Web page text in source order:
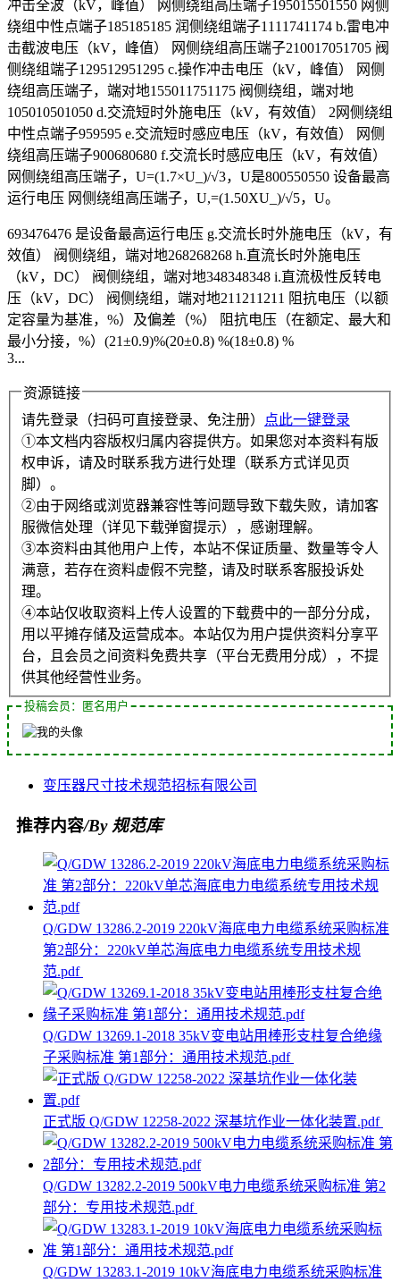
冲击全波（kV，峰值） 网侧绕组高压端子195015501550 网侧
绕组中性点端子185185185 润侧绕组端子1111741174 b.雷电冲
击截波电压（kV，峰值） 网侧绕组高压端子210017051705 阀
侧绕组端子129512951295 c.操作冲击电压（kV，峰值） 网侧
绕组高压端子，端对地155011751175 阀侧绕组，端对地
105010501050 d.交流短时外施电压（kV，有效值） 2网侧绕组
中性点端子959595 e.交流短时感应电压（kV，有效值） 网侧
绕组高压端子900680680 f.交流长时感应电压（kV，有效值）
网侧绕组高压端子，U=(1.7×U_)/√3，U是800550550 设备最高
运行电压 网侧绕组高压端子，U,=(1.50XU_)/√5，U。
693476476 是设备最高运行电压 g.交流长时外施电压（kV，有
效值） 阀侧绕组，端对地268268268 h.直流长时外施电压
（kV，DC） 阀侧绕组，端对地348348348 i.直流极性反转电
压（kV，DC） 阀侧绕组，端对地211211211 阻抗电压（以额
定容量为基准，%）及偏差（%） 阻抗电压（在额定、最大和
最小分接，%）(21±0.9)%(20±0.8) %(18±0.8) %
3...
资源链接
请先登录（扫码可直接登录、免注册）
点此一键登录
①本文档内容版权归属内容提供方。如果您对本资料有版
权申诉，请及时联系我方进行处理（联系方式详见页
脚）。
②由于网络或浏览器兼容性等问题导致下载失败，请加客
服微信处理（详见下载弹窗提示），感谢理解。
③本资料由其他用户上传，本站不保证质量、数量等令人
满意，若存在资料虚假不完整，请及时联系客服投诉处
理。
④本站仅收取资料上传人设置的下载费中的一部分分成，
用以平摊存储及运营成本。本站仅为用户提供资料分享平
台，且会员之间资料免费共享（平台无费用分成），不提
供其他经营性业务。
投稿会员：匿名用户
变压器尺寸技术规范招标有限公司
推荐内容/By 规范库
Q/GDW 13286.2-2019 220kV海底电力电缆系统采购标准
第2部分：220kV单芯海底电力电缆系统专用技术规
范.pdf
Q/GDW 13269.1-2018 35kV变电站用棒形支柱复合绝缘
子采购标准 第1部分：通用技术规范.pdf
正式版 Q/GDW 12258-2022 深基坑作业一体化装置.pdf
Q/GDW 13282.2-2019 500kV电力电缆系统采购标准 第2
部分：专用技术规范.pdf
Q/GDW 13283.1-2019 10kV海底电力电缆系统采购标准